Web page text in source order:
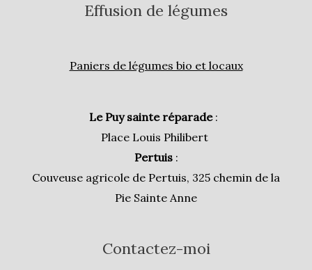
Effusion de légumes
Paniers de légumes bio et locaux
Le Puy sainte réparade:
Place Louis Philibert
Pertuis:
Couveuse agricole de Pertuis, 325 chemin de la
Pie Sainte Anne
Contactez-moi